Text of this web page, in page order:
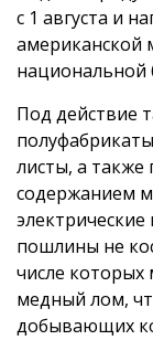
с 1 августа и
американской
национальной
Под действие
листы, а
содержанием
пошлины не
числе
медный лом,
добывающих